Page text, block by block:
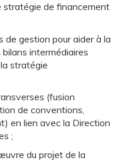
stratégie de financement
de gestion pour aider à la
intermédiaires
stratégie
(fusion
de conventions,
en lien avec la Direction
;
du projet de la